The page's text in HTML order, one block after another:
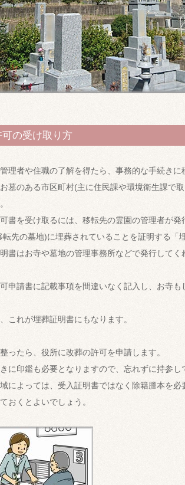
可の受け取り方
理者や住職の了解を得たら、事務的な手続きに
墓のある市区町村(主に住民課や環境衛生課で
書を受け取るには、移転先の霊園の管理者が
転先の墓地)に埋葬されていることを証明する「
書はお寺や墓地の管理事務所などで発行してく
申請書に記載事項を間違いなく記入し、お寺
これが埋葬証明書にもなります。
ったら、役所に改葬の許可を申請します。
に印鑑も必要となりますので、忘れずに持参し
によっては、受入証明書ではなく除籍謄本を
おくとよいでしょう。